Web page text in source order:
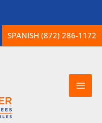
SPANISH (872) 286-1172